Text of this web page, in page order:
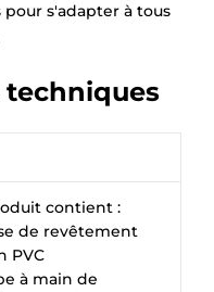
s'adapter à tous
techniques
contient :
de revêtement
PVC
à main de